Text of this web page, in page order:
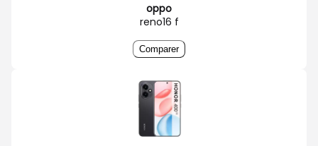
oppo
reno16 f
Comparer